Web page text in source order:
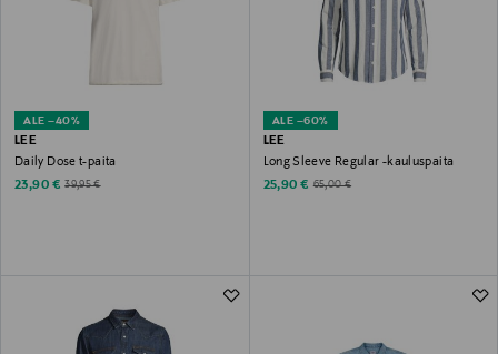
ALE –40%
LEE
Daily Dose t-paita
Discounted Price
23,90 € Original Price
39,95 €
ALE –60%
LEE
Long Sleeve Regular -kauluspaita
Discounted Price
25,90 € Original Price
65,00 €